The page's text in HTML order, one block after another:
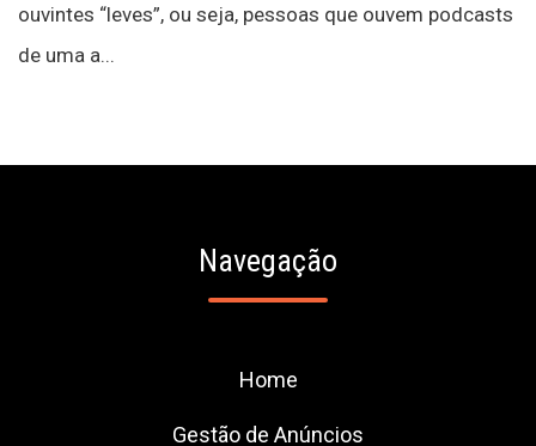
ouvintes “leves”, ou seja, pessoas que ouvem podcasts
de uma a...
Navegação
Home
Gestão de Anúncios